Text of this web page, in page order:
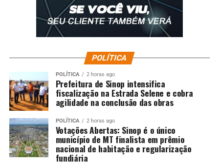
POLÍTICA
POLÍTICA 2 horas ago
Prefeitura de Sinop intensifica
fiscalização na Estrada Selene e cobra
agilidade na conclusão das obras
POLÍTICA 2 horas ago
Votações Abertas: Sinop é o único
município de MT finalista em prêmio
nacional de habitação e regularização
fundiária